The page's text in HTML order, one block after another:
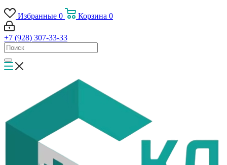
Избранные 0 Корзина 0
+7 (928) 307-33-33